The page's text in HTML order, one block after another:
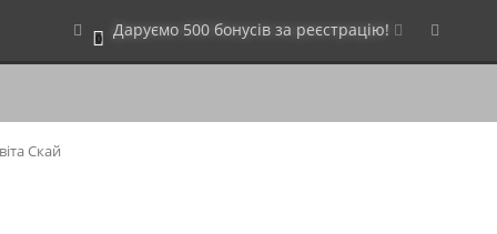
0 Даруємо 500 бонусів за реєстрацію!
Скай